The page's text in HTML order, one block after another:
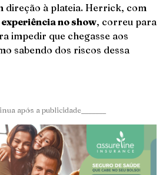
direção à plateia. Herrick, com
no show, correu para
impedir que chegasse aos
sabendo dos riscos dessa
após a publicidade_______